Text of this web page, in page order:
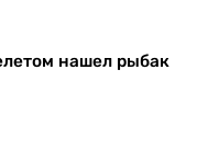
нашел рыбак